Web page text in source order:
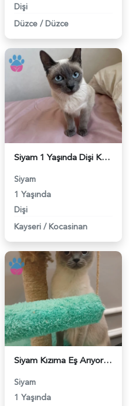
Dişi
Düzce / Düzce
Siyam 1 Yaşında Dişi Kedim Eş Arıyor - 118983766
Siyam
1 Yaşında
Dişi
Kayseri / Kocasinan
Siyam Kızıma Eş Arıyorum - 118983496
Siyam
1 Yaşında